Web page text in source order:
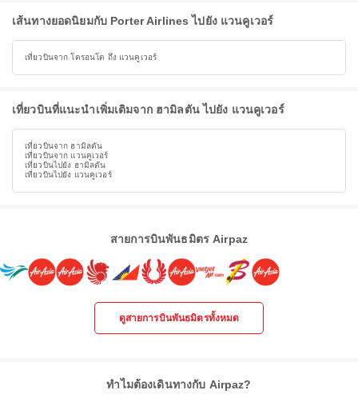
เส้นทางยอดนิยมกับ Porter Airlines ไปยัง แวนคูเวอร์
เที่ยวบินจาก โตรอนโต ถึง แวนคูเวอร์
เที่ยวบินที่แนะนำเพิ่มเติมจาก ฮามิลตัน ไปยัง แวนคูเวอร์
เที่ยวบินจาก ฮามิลตัน
เที่ยวบินจาก แวนคูเวอร์
เที่ยวบินไปยัง ฮามิลตัน
เที่ยวบินไปยัง แวนคูเวอร์
สายการบินพันธมิตร Airpaz
ดูสายการบินพันธมิตรทั้งหมด
ทำไมต้องเดินทางกับ Airpaz?